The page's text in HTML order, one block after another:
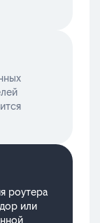
роутера
или